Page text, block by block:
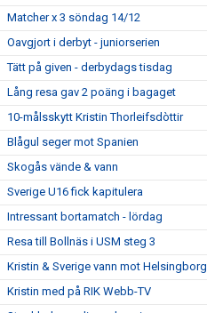
Matcher x 3 söndag 14/12
Oavgjort i derbyt - juniorserien
Tätt på given - derbydags tisdag
Lång resa gav 2 poäng i bagaget
10-målsskytt Kristin Thorleifsdòttir
Blågul seger mot Spanien
Skogås vände & vann
Sverige U16 fick kapitulera
Intressant bortamatch - lördag
Resa till Bollnäs i USM steg 3
Kristin & Sverige vann mot Helsingborg
Kristin med på RIK Webb-TV